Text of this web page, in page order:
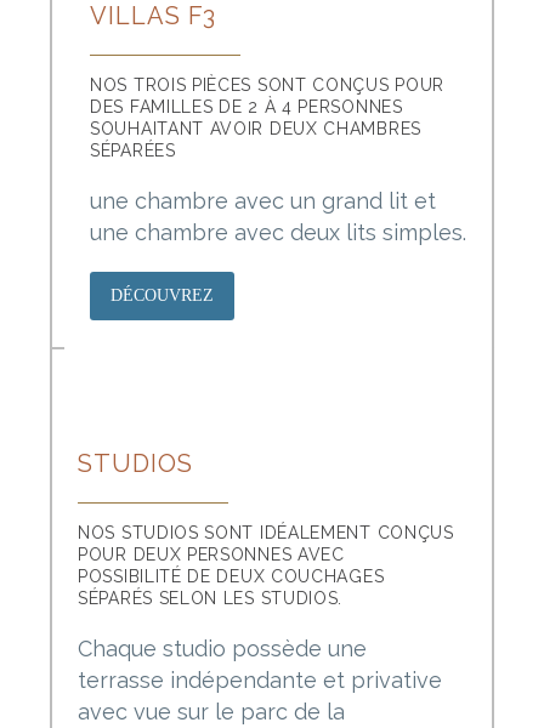
VILLAS F3
NOS TROIS PIÈCES SONT CONÇUS POUR
DES FAMILLES DE 2 À 4 PERSONNES
SOUHAITANT AVOIR DEUX CHAMBRES
SÉPARÉES
une chambre avec un grand lit et
une chambre avec deux lits simples.
DÉCOUVREZ
STUDIOS
NOS STUDIOS SONT IDÉALEMENT CONÇUS
POUR DEUX PERSONNES AVEC
POSSIBILITÉ DE DEUX COUCHAGES
SÉPARÉS SELON LES STUDIOS.
Chaque studio possède une
terrasse indépendante et privative
avec vue sur le parc de la